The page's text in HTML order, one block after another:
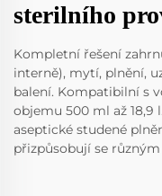
sterilního
Kompletní řešení
interně), mytí, plnění,
balení. Kompatibilní s
objemu 500 ml až
aseptické studené
přizpůsobují se